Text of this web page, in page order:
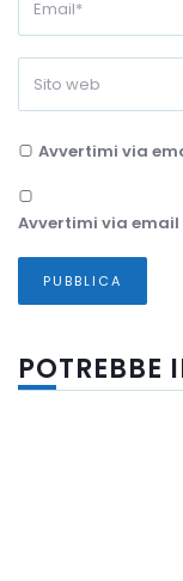
Avvertimi via
Avvertimi via
POTREBBE